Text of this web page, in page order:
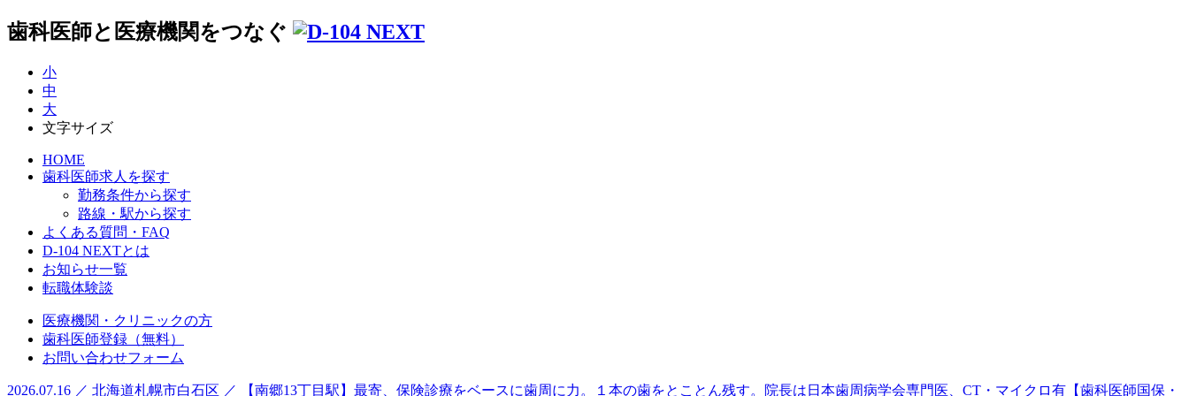
歯科医師と医療機関をつなぐ
小
中
大
文字サイズ
HOME
歯科医師求人を探す
勤務条件から探す
路線・駅から探す
よくある質問・FAQ
D-104 NEXTとは
お知らせ一覧
転職体験談
医療機関・クリニックの方
歯科医師登録（無料）
お問い合わせフォーム
2026.07.16 ／ 北海道札幌市白石区 ／ 【南郷13丁目駅】最寄、保険診療をベースに歯周に力。１本の歯をとことん残す。院長は日本歯周病学会専門医、CT・マイクロ有【歯科医師国保・